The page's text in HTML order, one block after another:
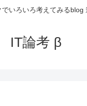
いろいろ考えてみるblog
IT論考 β